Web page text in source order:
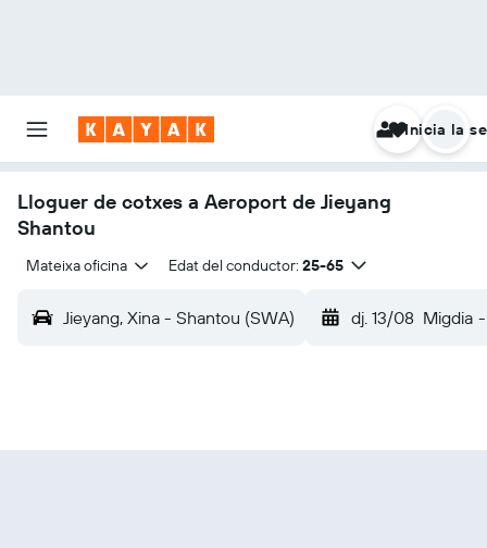
Inicia la
Lloguer de cotxes a Aeroport de Jieyang
Shantou
Mateixa oficina Edat del conductor: 25-65
Jieyang, Xina - Shantou (SWA) dj. 13/08 Migdia -